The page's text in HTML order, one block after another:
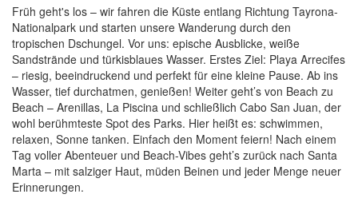
Früh geht's los – wir fahren die Küste entlang Richtung Tayrona-
Nationalpark und starten unsere Wanderung durch den
tropischen Dschungel. Vor uns: epische Ausblicke, weiße
Sandstrände und türkisblaues Wasser. Erstes Ziel: Playa Arrecifes
– riesig, beeindruckend und perfekt für eine kleine Pause. Ab ins
Wasser, tief durchatmen, genießen! Weiter geht’s von Beach zu
Beach – Arenillas, La Piscina und schließlich Cabo San Juan, der
wohl berühmteste Spot des Parks. Hier heißt es: schwimmen,
relaxen, Sonne tanken. Einfach den Moment feiern! Nach einem
Tag voller Abenteuer und Beach-Vibes geht’s zurück nach Santa
Marta – mit salziger Haut, müden Beinen und jeder Menge neuer
Erinnerungen.